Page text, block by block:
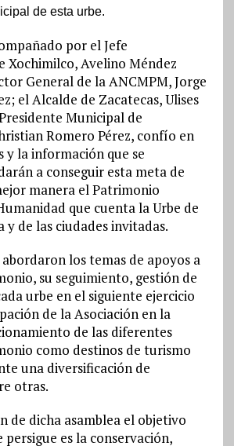
de esta urbe.
por el Jefe
Xochimilco, Avelino Méndez
General de la ANCMPM, Jorge
el Alcalde de Zacatecas, Ulises
Municipal de
Romero Pérez, confío en
y la información que se
a conseguir esta meta de
manera el Patrimonio
que cuenta la Urbe de
y de las ciudades invitadas.
los temas de apoyos a
su seguimiento, gestión de
urbe en el siguiente ejercicio
de la Asociación en la
de las diferentes
como destinos de turismo
una diversificación de
otras.
de dicha asamblea el objetivo
persigue es la conservación,